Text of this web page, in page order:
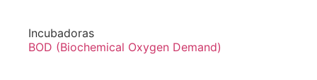
Incubadoras
BOD (Biochemical Oxygen Demand)